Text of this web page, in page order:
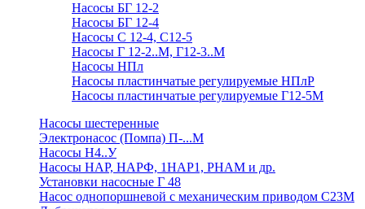
Насосы БГ 12-2
Насосы БГ 12-4
Насосы С 12-4, С12-5
Насосы Г 12-2..М, Г12-3..М
Насосы НПл
Насосы пластинчатые регулируемые НПлР
Насосы пластинчатые регулируемые Г12-5М
Насосы шестеренные
Электронасос (Помпа) П-...М
Насосы Н4..У
Насосы НАР, НАРФ, 1НАР1, РНАМ и др.
Установки насосные Г 48
Насос однопоршневой с механическим приводом С23М